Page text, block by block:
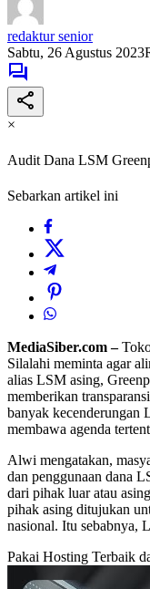
redaktur senior
Sabtu, 26 Agustus 2023
×
Audit Dana LSM
Sebarkan artikel ini
MediaSiber.com –
Silalahi meminta agar
alias LSM asing,
memberikan
banyak kecenderungan
membawa agenda
Alwi mengatakan,
dan penggunaan dana
dari pihak luar atau
pihak asing ditujukan
nasional. Itu sebabnya,
Pakai Hosting Terbaik